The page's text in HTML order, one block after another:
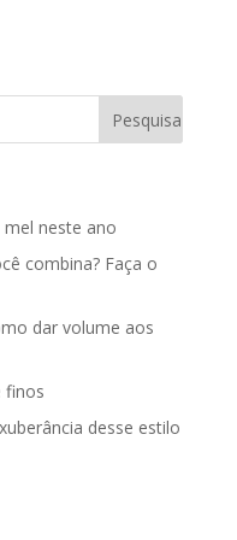
neste ano
combina? Faça o
dar volume aos
finos
desse estilo